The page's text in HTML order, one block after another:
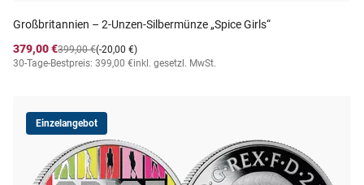
Großbritannien – 2-Unzen-Silbermünze „Spice Girls“
379,00 €
(-20,00 €)
399,00 €
30-Tage-Bestpreis: 399,00 €inkl. gesetzl. MwSt.
Einzelangebot